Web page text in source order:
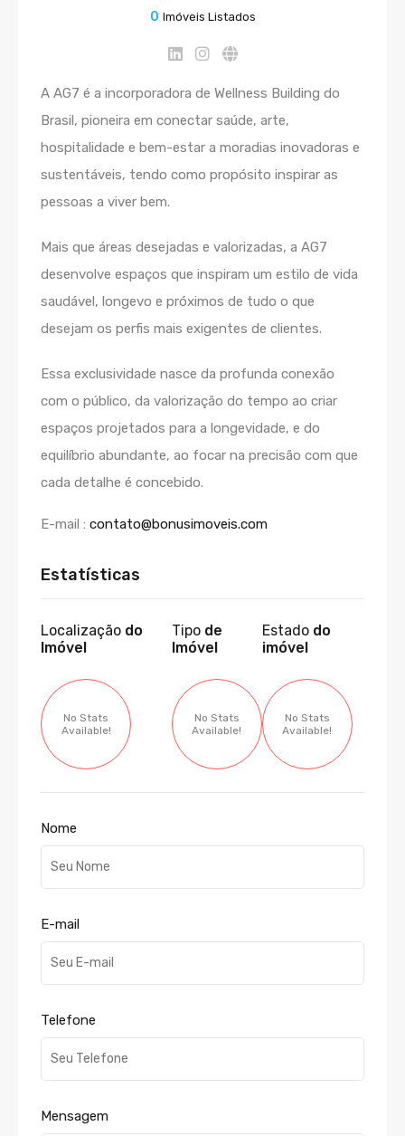
0 Imóveis Listados
A AG7 é a incorporadora de Wellness Building do
Brasil, pioneira em conectar saúde, arte,
hospitalidade e bem-estar a moradias inovadoras e
sustentáveis, tendo como propósito inspirar as
pessoas a viver bem.
Mais que áreas desejadas e valorizadas, a AG7
desenvolve espaços que inspiram um estilo de vida
saudável, longevo e próximos de tudo o que
desejam os perfis mais exigentes de clientes.
Essa exclusividade nasce da profunda conexão
com o público, da valorização do tempo ao criar
espaços projetados para a longevidade, e do
equilíbrio abundante, ao focar na precisão com que
cada detalhe é concebido.
E-mail : contato@bonusimoveis.com
Estatísticas
Localização do
Imóvel
No Stats
Available!
Tipode
Imóvel
No Stats
Available!
Estadodo
imóvel
No Stats
Available!
Nome
E-mail
Telefone
Mensagem